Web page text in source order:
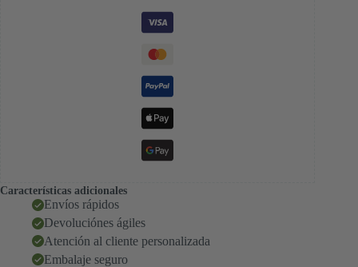
Características adicionales
Envíos rápidos
Devoluciónes ágiles
Atención al cliente personalizada
Embalaje seguro